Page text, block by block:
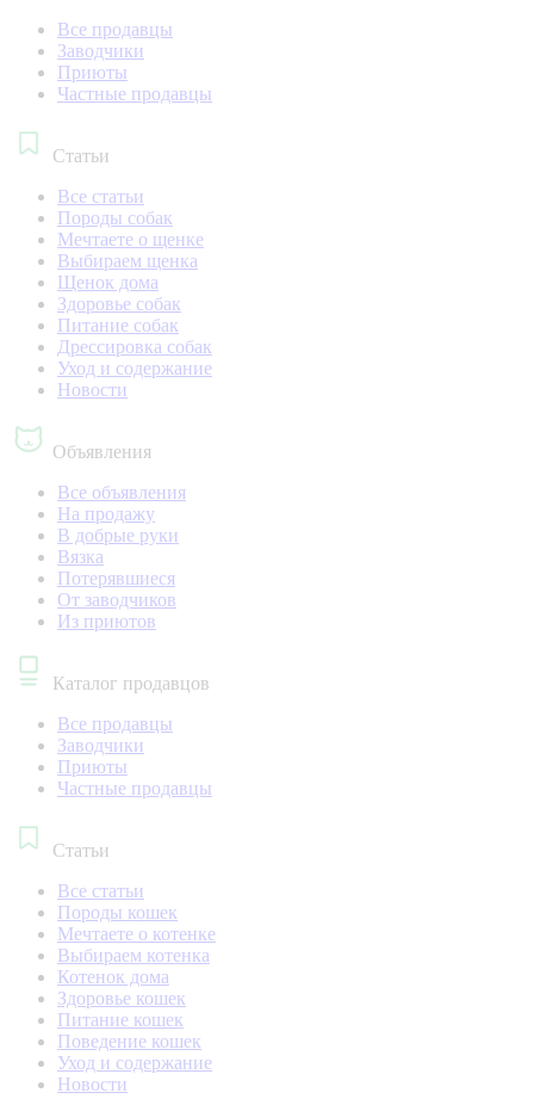
Все продавцы
Заводчики
Приюты
Частные продавцы
Статьи
Все статьи
Породы собак
Мечтаете о щенке
Выбираем щенка
Щенок дома
Здоровье собак
Питание собак
Дрессировка собак
Уход и содержание
Новости
Объявления
Все объявления
На продажу
В добрые руки
Вязка
Потерявшиеся
От заводчиков
Из приютов
Каталог продавцов
Все продавцы
Заводчики
Приюты
Частные продавцы
Статьи
Все статьи
Породы кошек
Мечтаете о котенке
Выбираем котенка
Котенок дома
Здоровье кошек
Питание кошек
Поведение кошек
Уход и содержание
Новости